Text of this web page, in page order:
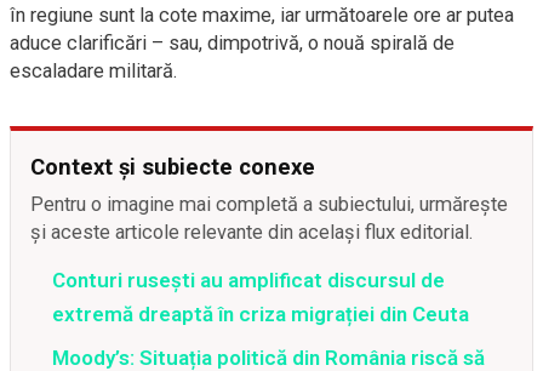
în regiune sunt la cote maxime, iar următoarele ore ar putea
aduce clarificări – sau, dimpotrivă, o nouă spirală de
escaladare militară.
Context și subiecte conexe
Pentru o imagine mai completă a subiectului, urmărește
și aceste articole relevante din același flux editorial.
Conturi rusești au amplificat discursul de
extremă dreaptă în criza migrației din Ceuta
Moody’s: Situația politică din România riscă să